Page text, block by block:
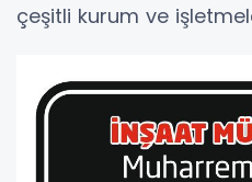
çeşitli kurum ve